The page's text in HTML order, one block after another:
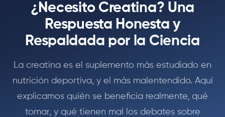
Ejercicios
Calculadoras
¿Necesito Creatina? Una
Respuesta Honesta y
Respaldada por la Ciencia
La creatina es el suplemento más estudiado en
nutrición deportiva, y el más malentendido. Aquí
explicamos quién se beneficia realmente, qué
tomar, y qué tienen mal los debates sobre